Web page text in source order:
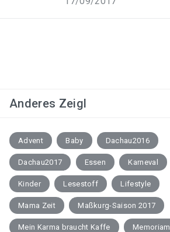
Anderes Zeigl
Advent Baby Dachau2016
Dachau2017 Essen Karneval
Kinder Lesestoff Lifestyle
Mama Zeit Maßkurg-Saison 2017
Mein Karma braucht Kaffe Memoriam